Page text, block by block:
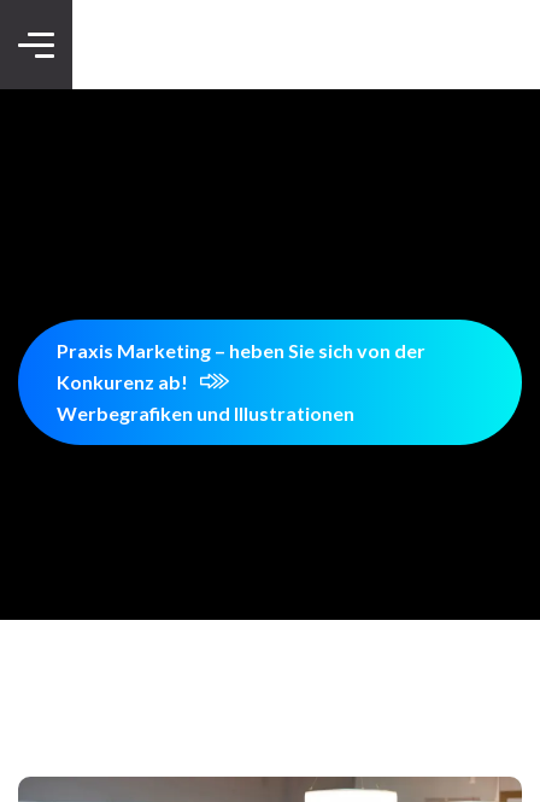
Praxis Marketing – heben Sie sich von der
Konkurenz ab!
Werbegrafiken und Illustrationen